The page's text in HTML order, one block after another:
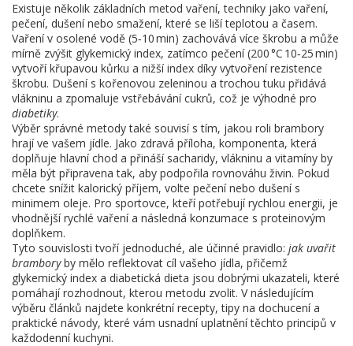
Existuje několik základních metod vaření,techniky jako vaření,
pečení, dušení nebo smažení, které se liší teplotou a časem.
Vaření v osolené vodě (5‑10 min) zachovává více škrobu a může
mírně zvýšit glykemický index, zatímco pečení (200 °C 10‑25 min)
vytvoří křupavou kůrku a nižší index díky vytvoření rezistence
škrobu. Dušení s kořenovou zeleninou a trochou tuku přidává
vlákninu a zpomaluje vstřebávání cukrů, což je výhodné pro
diabetiky.
Výběr správné metody také souvisí s tím, jakou roli brambory
hrají ve vašem jídle. Jako zdravá příloha, komponenta, která
doplňuje hlavní chod a přináší sacharidy, vlákninu a vitamíny by
měla být připravena tak, aby podpořila rovnováhu živin. Pokud
chcete snížit kalorický příjem, volte pečení nebo dušení s
minimem oleje. Pro sportovce, kteří potřebují rychlou energii, je
vhodnější rychlé vaření a následná konzumace s proteinovým
doplňkem.
Tyto souvislosti tvoří jednoduché, ale účinné pravidlo: jak uvařit
bramboryby mělo reflektovat cíl vašeho jídla, přičemž
glykemický index a diabetická dieta jsou dobrými ukazateli, které
pomáhají rozhodnout, kterou metodu zvolit. V následujícím
výběru článků najdete konkrétní recepty, tipy na dochucení a
praktické návody, které vám usnadní uplatnění těchto principů v
každodenní kuchyni.